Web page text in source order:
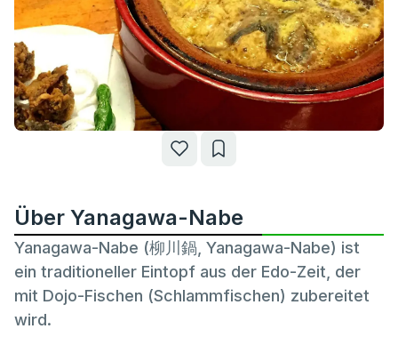
Über Yanagawa-Nabe
Yanagawa-Nabe (柳川鍋, Yanagawa-Nabe) ist
ein traditioneller Eintopf aus der Edo-Zeit, der
mit Dojo-Fischen (Schlammfischen) zubereitet
wird.